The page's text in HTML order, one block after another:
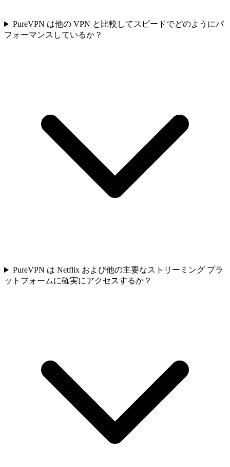
PureVPN は他の VPN と比較してスピードでどのようにパ
フォーマンスしているか？
PureVPN は Netflix および他の主要なストリーミング プラ
ットフォームに確実にアクセスするか？